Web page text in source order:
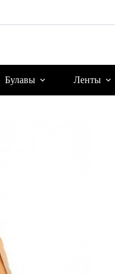
Булавы Ленты